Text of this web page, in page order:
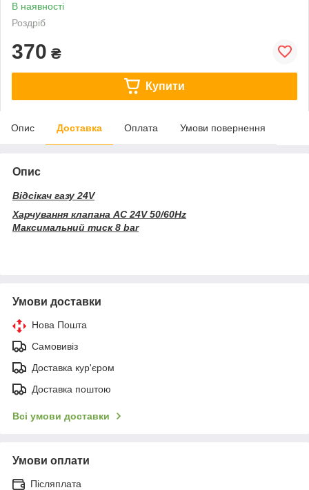
В наявності
Роздріб
370 ₴
Купити
Опис Доставка Оплата Умови повернення
Опис
Відсікач газу 24V
Харчування клапана AC 24V 50/60Hz
Максимальний тиск 8 bar
Умови доставки
Нова Пошта
Самовивіз
Доставка кур'єром
Доставка поштою
Всі умови доставки
Умови оплати
Післяплата